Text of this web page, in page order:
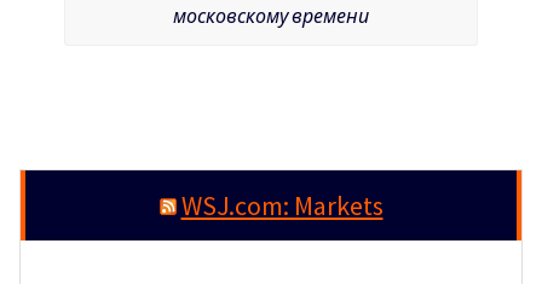
московскому времени
WSJ.com: Markets